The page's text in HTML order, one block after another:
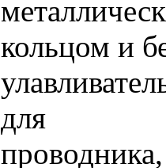
кольцом и
для
проводника,